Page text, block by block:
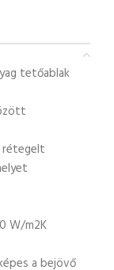
tetőablak
rétegelt
W/m2K
a bejövő